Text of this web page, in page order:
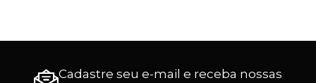
Cadastre seu e-mail e receba nossas